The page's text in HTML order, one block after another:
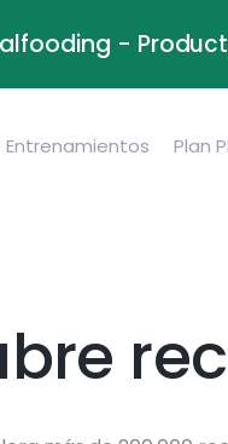
-
Entrenamientos Plan